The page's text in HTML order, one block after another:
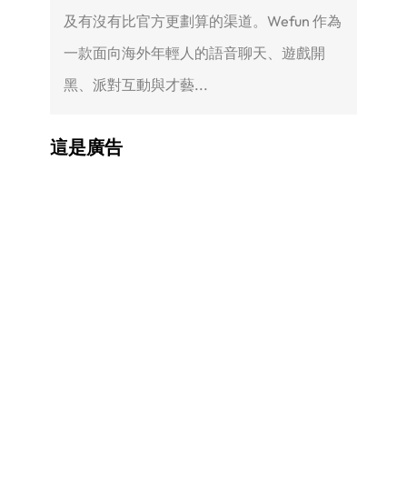
及有沒有比官方更劃算的渠道。Wefun 作為
一款面向海外年輕人的語音聊天、遊戲開
黑、派對互動與才藝...
這是廣告